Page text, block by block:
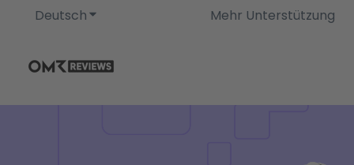
DeutschUntermenü für Übersetzungen anzeigen
Mehr Unterstützung